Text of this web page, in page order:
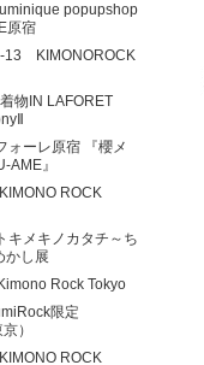
popupshop
原宿
13 KIMONOROCK
物IN LAFORET
ォーレ原宿 『櫻メ
AME』
ROCK
メキノカタチ～ち
かし展
Rock Tokyo
限定
）
ROCK